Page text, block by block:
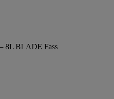
8L BLADE Fass